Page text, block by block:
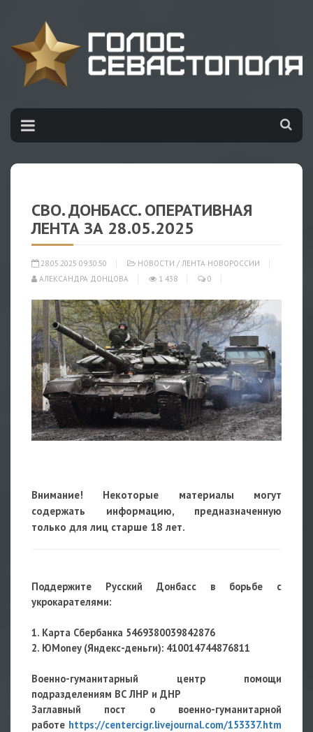
СВО. ДОНБАСС. ОПЕРАТИВНАЯ
ЛЕНТА ЗА 28.05.2025
28.05.2025 09:30:50 НОВОСТИ / ЛЕНТА НОВОРОССИИ
АЛЕКСАНДРА ДОНЦОВА
1 438 0
Внимание! Некоторые материалы могут
содержать информацию, предназначенную
только для лиц старше 18 лет.
Поддержите Русский Донбасс в борьбе с
укрокарателями:
1. Карта Сбербанка 5469380039842876
2. ЮMoney (Яндекс-деньги): 410014744876811
Военно-гуманитарный центр помощи
подразделениям ВС ЛНР и ДНР
Заглавный пост о военно-гуманитарной
работе https://centercigr.livejournal.com/153337.htm